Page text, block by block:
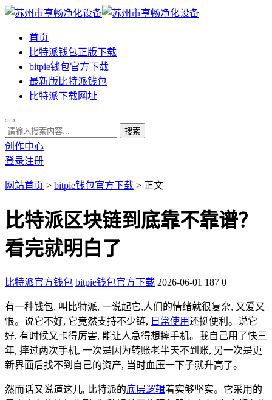
首页
比特派钱包正版下载
bitpie钱包官方下载
最新版比特派钱包
比特派下载网址
创作中心
登录注册
网站首页 > bitpie钱包官方下载 > 正文
比特派区块链到底靠不靠谱？
看完就明白了
比特派官方钱包 bitpie钱包官方下载 2026-06-01 187 0
有一种钱包, 叫比特派, 一说起它,人们的情绪就很复杂, 又爱又
恨。说它不好, 它竟然支持不少链, 日常使用还挺便利。说它
好, 有时候又卡得厉害, 能让人急得想摔手机。我自己用了快三
年, 摔过两次手机, 一次是因为转账老半天不到账, 另一次是更
新界面后找不到自己的资产, 当时血压一下子就升高了。
然而话又说道这儿, 比特派的底层逻辑着实够坚实。它采用的